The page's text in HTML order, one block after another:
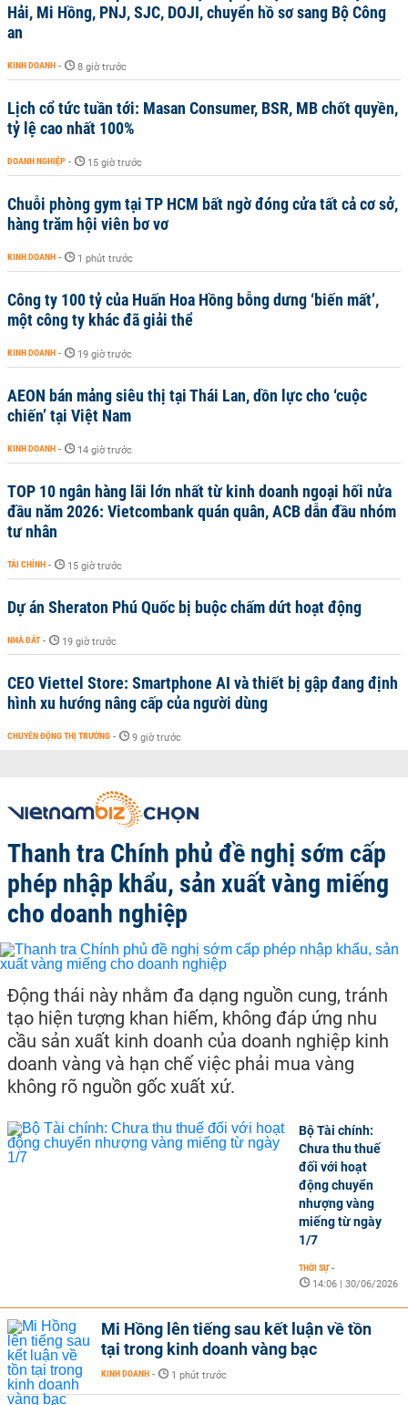
Hải, Mi Hồng, PNJ, SJC, DOJI, chuyển hồ sơ sang Bộ Công
an
KINH DOANH - 8 giờ trước
Lịch cổ tức tuần tới: Masan Consumer, BSR, MB chốt quyền,
tỷ lệ cao nhất 100%
DOANH NGHIỆP - 15 giờ trước
Chuỗi phòng gym tại TP HCM bất ngờ đóng cửa tất cả cơ sở,
hàng trăm hội viên bơ vơ
KINH DOANH - 1 phút trước
Công ty 100 tỷ của Huấn Hoa Hồng bỗng dưng ‘biến mất’,
một công ty khác đã giải thể
KINH DOANH - 19 giờ trước
AEON bán mảng siêu thị tại Thái Lan, dồn lực cho ‘cuộc
chiến’ tại Việt Nam
KINH DOANH - 14 giờ trước
TOP 10 ngân hàng lãi lớn nhất từ kinh doanh ngoại hối nửa
đầu năm 2026: Vietcombank quán quân, ACB dẫn đầu nhóm
tư nhân
TÀI CHÍNH - 15 giờ trước
Dự án Sheraton Phú Quốc bị buộc chấm dứt hoạt động
NHÀ ĐẤT - 19 giờ trước
CEO Viettel Store: Smartphone AI và thiết bị gập đang định
hình xu hướng nâng cấp của người dùng
CHUYỂN ĐỘNG THỊ TRƯỜNG - 9 giờ trước
Thanh tra Chính phủ đề nghị sớm cấp
phép nhập khẩu, sản xuất vàng miếng
cho doanh nghiệp
Động thái này nhằm đa dạng nguồn cung, tránh
tạo hiện tượng khan hiếm, không đáp ứng nhu
cầu sản xuất kinh doanh của doanh nghiệp kinh
doanh vàng và hạn chế việc phải mua vàng
không rõ nguồn gốc xuất xứ.
Bộ Tài chính:
Chưa thu thuế
đối với hoạt
động chuyển
nhượng vàng
miếng từ ngày
1/7
THỜI SỰ -
14:06 | 30/06/2026
Mi Hồng lên tiếng sau kết luận về tồn
tại trong kinh doanh vàng bạc
KINH DOANH - 1 phút trước